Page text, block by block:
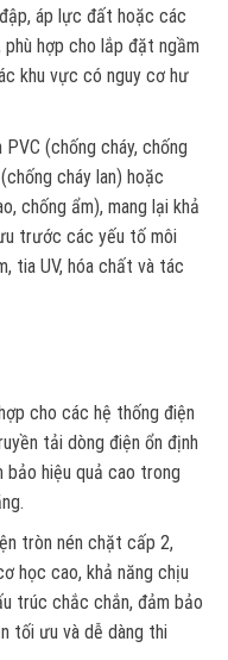
áp lực đất hoặc các
hợp cho lắp đặt ngầm
khu vực có nguy cơ hư
PVC (chống cháy, chống
cháy lan) hoặc
chống ẩm), mang lại khả
trước các yếu tố môi
tia UV, hóa chất và tác
cho các hệ thống điện
tải dòng điện ổn định
bảo hiệu quả cao trong
tròn nén chặt cấp 2,
học cao, khả năng chịu
trúc chắc chắn, đảm bảo
tối ưu và dễ dàng thi